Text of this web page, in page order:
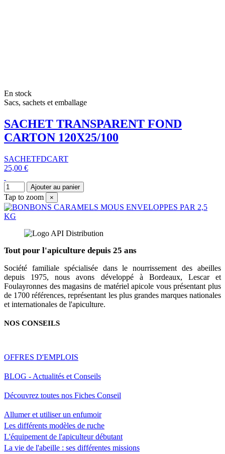
En stock
Sacs, sachets et emballage
SACHET TRANSPARENT FOND
CARTON 120X25/100
SACHETFDCART
25,00 €
Ajouter au panier
Tap to zoom ×
Tout pour l'apiculture depuis 25 ans
Société familiale spécialisée dans le nourrissement des abeilles
depuis 1975, nous avons développé à Bordeaux, Lescar et
Foulayronnes des magasins de matériel apicole vous présentant plus
de 1700 références, représentant les plus grandes marques nationales
et internationales de l'apiculture.
NOS CONSEILS
OFFRES D'EMPLOIS
BLOG - Actualités et Conseils
Découvrez toutes nos Fiches Conseil
Allumer et utiliser un enfumoir
Les différents modèles de ruche
L'équipement de l'apiculteur débutant
La vie de l'abeille : ses différentes missions